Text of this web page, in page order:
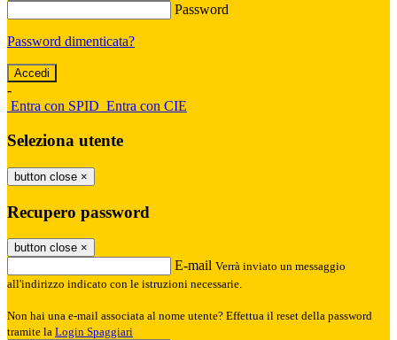
Password
Password dimenticata?
-
Entra con SPID Entra con CIE
Seleziona utente
button close ×
Recupero password
button close ×
E-mail Verrà inviato un messaggio
all'indirizzo indicato con le istruzioni necessarie.
Non hai una e-mail associata al nome utente? Effettua il reset della password
tramite la Login Spaggiari